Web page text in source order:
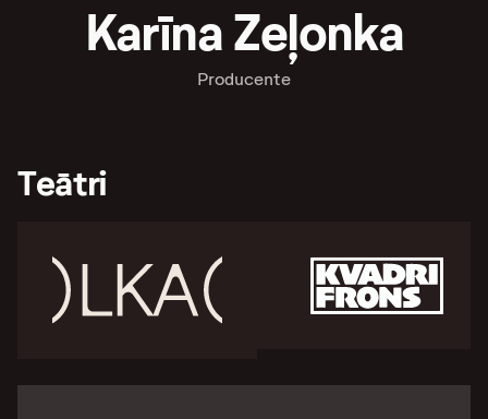
Karīna Zeļonka
Producente
Teātri